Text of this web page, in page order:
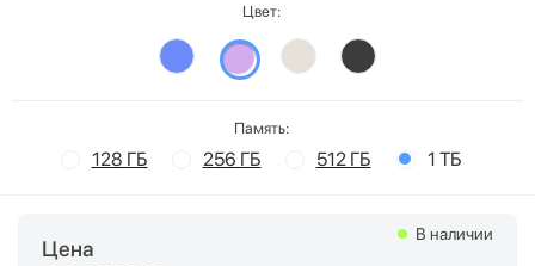
Цвет:
Память:
128 ГБ 256 ГБ 512 ГБ 1 ТБ
Цена
В наличии